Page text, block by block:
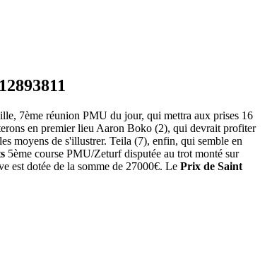
7ème réunion PMU du jour, qui mettra aux prises 16
en premier lieu Aaron Boko (2), qui devrait profiter
moyens de s'illustrer. Teila (7), enfin, qui semble en
5ème course PMU/Zeturf disputée au trot monté sur
est dotée de la somme de 27000€. Le Prix de Saint